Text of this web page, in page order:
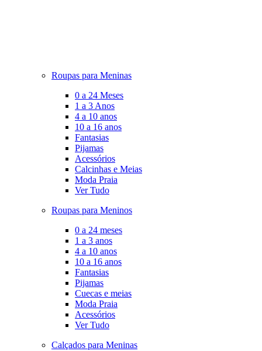
Roupas para Meninas
0 a 24 Meses
1 a 3 Anos
4 a 10 anos
10 a 16 anos
Fantasias
Pijamas
Acessórios
Calcinhas e Meias
Moda Praia
Ver Tudo
Roupas para Meninos
0 a 24 meses
1 a 3 anos
4 a 10 anos
10 a 16 anos
Fantasias
Pijamas
Cuecas e meias
Moda Praia
Acessórios
Ver Tudo
Calçados para Meninas